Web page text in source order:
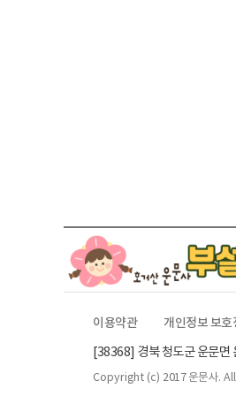
이용약관
개인정보 보호
[38368] 경북 청도군 운문
Copyright (c) 2017 운문사.